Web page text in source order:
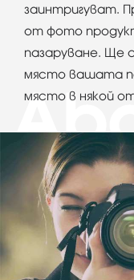
заинтригуват.
от фото
пазаруване. Ще
място вашата
място в някой